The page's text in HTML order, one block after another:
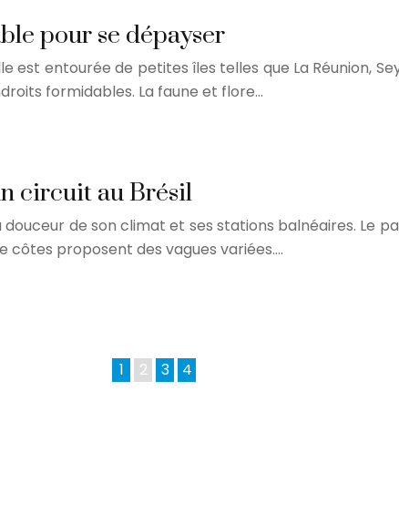
pour se dépayser
est entourée de petites îles telles que La Réunion,
formidables. La faune et flore…
circuit au Brésil
de son climat et ses stations balnéaires. Le
côtes proposent des vagues variées….
1 2 3 4